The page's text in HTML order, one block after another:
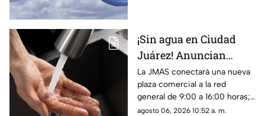
¡Sin agua en Ciudad
Juárez! Anuncian
suspensión del servicio
para este viernes 7 de
agosto
La JMAS conectará una nueva
plaza comercial a la red
general de 9:00 a 16:00 horas;
habrá baja presión, suspensión
agosto 06, 2026 10:52 a. m.